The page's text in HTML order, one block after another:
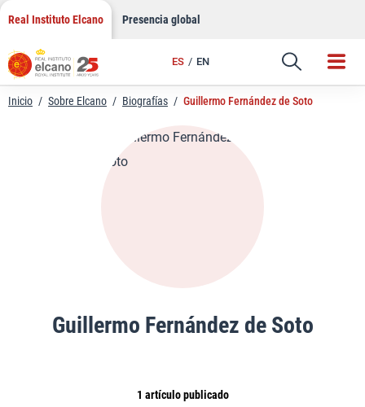
Saltar
contenido
Real Instituto Elcano Presencia global
ES EN
Enlace
Inicio / Sobre Elcano / Biografías / Guillermo Fernández de Soto
Guillermo Fernández de Soto
1 artículo publicado